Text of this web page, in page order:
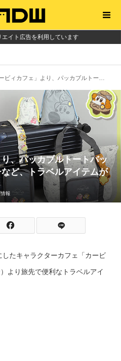
イト広告を利用しています
フェ」より、パッカブルトートバッグやハンギングポーチなど、トラベルアイテムが6月19日より登場
、パッカブルトートバッ
ど、トラベルアイテムが
報
したキャラクターカフェ「カービ
より旅先で便利なトラベルアイ